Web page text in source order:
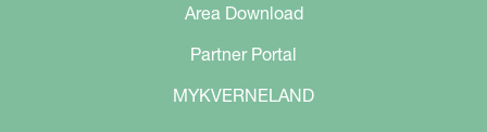
Area Download
Partner Portal
MYKVERNELAND